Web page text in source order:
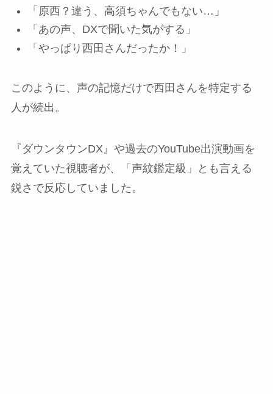
「原西？違う、高須ちゃんでもない…」
「あの声、DXで聞いた気がする」
「やっぱり西田さんだったか！」
このように、声の記憶だけで西田さんを特定する
人が続出。
『ダウンタウンDX』や過去のYouTube出演動画を
覚えていた視聴者が、「声紋鑑定級」とも言える
鋭さで反応していました。